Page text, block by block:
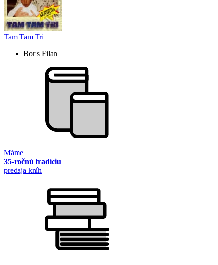
Tam Tam Tri
Boris Filan
Máme
35-ročnú tradíciu
predaja kníh